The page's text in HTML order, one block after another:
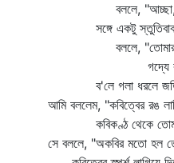
বললে, "আচ্ছা,
সঙ্গে একটু স্তুতিবাক্য
বললে, "তোমার
গদ্যে রঙ ধরে
ব'লে গলা ধরলে
আমি বললেম, "কবিত্বের রঙ
কবিকণ্ঠ থেকে তোমার
সে বললে, "অকবির মতো হল